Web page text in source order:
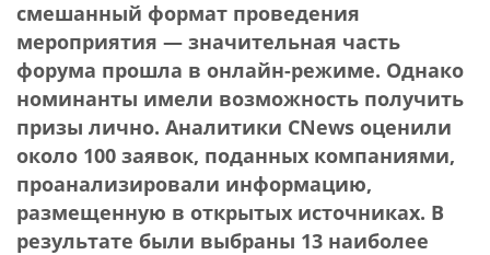
смешанный формат проведения
мероприятия — значительная часть
форума прошла в онлайн-режиме. Однако
номинанты имели возможность получить
призы лично. Аналитики CNews оценили
около 100 заявок, поданных компаниями,
проанализировали информацию,
размещенную в открытых источниках. В
результате были выбраны 13 наиболее